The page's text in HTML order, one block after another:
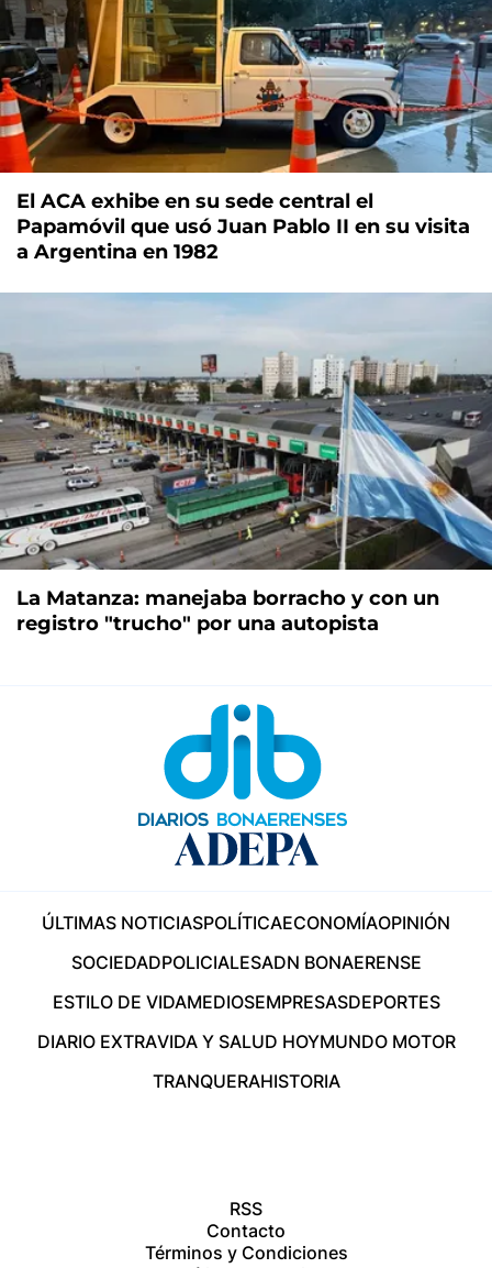
El ACA exhibe en su sede central el
Papamóvil que usó Juan Pablo II en su visita
a Argentina en 1982
La Matanza: manejaba borracho y con un
registro "trucho" por una autopista
ÚLTIMAS NOTICIASPOLÍTICAECONOMÍAOPINIÓN
SOCIEDADPOLICIALESADN BONAERENSE
ESTILO DE VIDAMEDIOSEMPRESASDEPORTES
DIARIO EXTRAVIDA Y SALUD HOYMUNDO MOTOR
TRANQUERAHISTORIA
RSS
Contacto
Términos y Condiciones